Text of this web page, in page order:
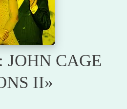
JOHN CAGE
II»